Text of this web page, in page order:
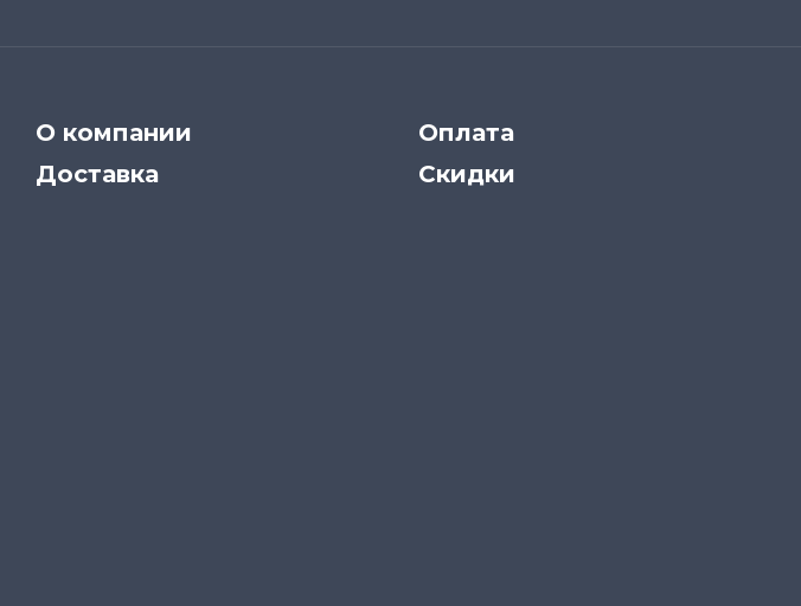
О компании Оплата
Доставка
Скидки